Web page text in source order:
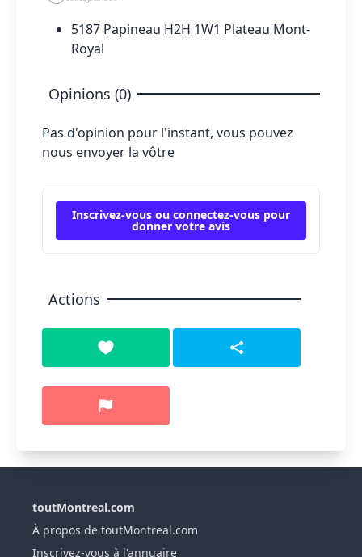
5187 Papineau H2H 1W1 Plateau Mont-
Royal
Opinions (0)
Pas d'opinion pour l'instant, vous pouvez
nous envoyer la vôtre
Inscrivez-vous ou connectez-vous pour
donner votre avis
Actions
toutMontreal.com
À propos de toutMontreal.com
Inscrivez-vous à l'annuaire